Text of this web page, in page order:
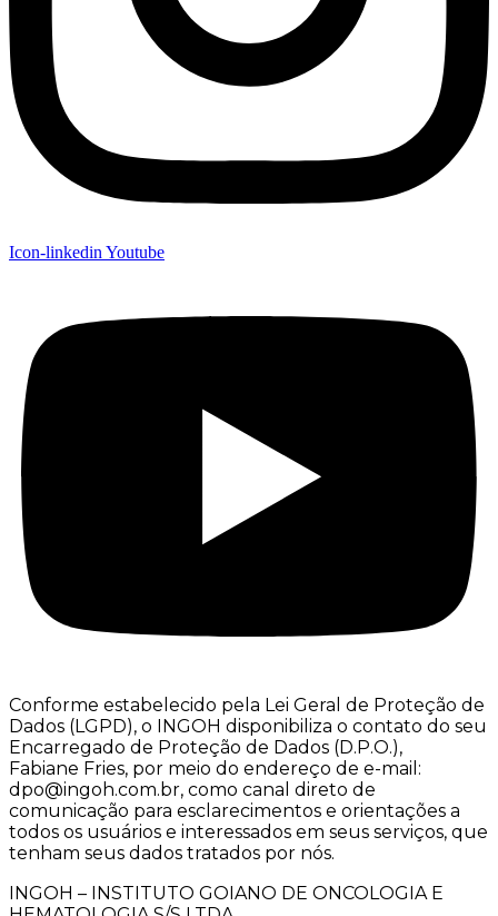
Icon-linkedin Youtube
Conforme estabelecido pela Lei Geral de Proteção de
Dados (LGPD), o INGOH disponibiliza o contato do seu
Encarregado de Proteção de Dados (D.P.O.),
Fabiane Fries, por meio do endereço de e-mail:
dpo@ingoh.com.br, como canal direto de
comunicação para esclarecimentos e orientações a
todos os usuários e interessados em seus serviços, que
tenham seus dados tratados por nós.
INGOH – INSTITUTO GOIANO DE ONCOLOGIA E